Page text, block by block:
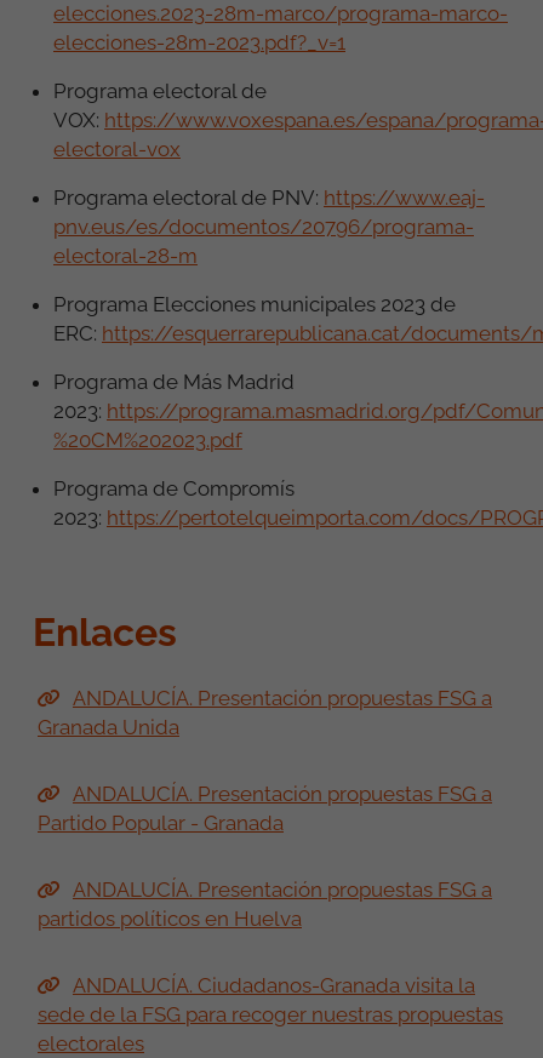
elecciones.2023-28m-marco/programa-marco-
elecciones-28m-2023.pdf?_v=1
Programa electoral de
VOX: https://www.voxespana.es/espana/
electoral-vox
Programa electoral de PNV: https://www.eaj-
pnv.eus/es/documentos/20796/programa-
electoral-28-m
Programa Elecciones municipales 2023 de
ERC: https://esquerrarepublicana.cat/documents/
Programa de Más Madrid
2023: https://programa.masmadrid.org/pdf/
%20CM%202023.pdf
Programa de Compromís
2023: https://pertotelqueimporta.com/docs/
Enlaces
ANDALUCÍA. Presentación propuestas FSG a
Granada Unida
ANDALUCÍA. Presentación propuestas FSG a
Partido Popular - Granada
ANDALUCÍA. Presentación propuestas FSG a
partidos políticos en Huelva
ANDALUCÍA. Ciudadanos-Granada visita la
sede de la FSG para recoger nuestras propuestas
electorales